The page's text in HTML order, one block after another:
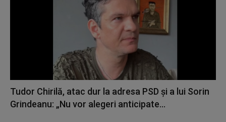
Tudor Chirilă, atac dur la adresa PSD și a lui Sorin
Grindeanu: „Nu vor alegeri anticipate...